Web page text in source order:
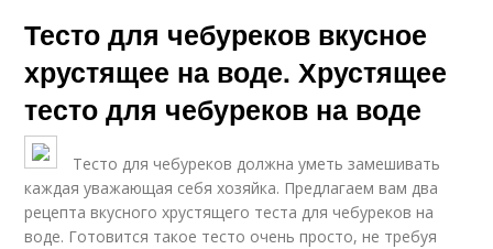
Тесто для чебуреков вкусное
хрустящее на воде. Хрустящее
тесто для чебуреков на воде
Тесто для чебуреков должна уметь замешивать
каждая уважающая себя хозяйка. Предлагаем вам два
рецепта вкусного хрустящего теста для чебуреков на
воде. Готовится такое тесто очень просто, не требуя